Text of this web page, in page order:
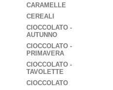
CARAMELLE
CEREALI
CIOCCOLATO -
AUTUNNO
CIOCCOLATO -
PRIMAVERA
CIOCCOLATO -
TAVOLETTE
CIOCCOLATO